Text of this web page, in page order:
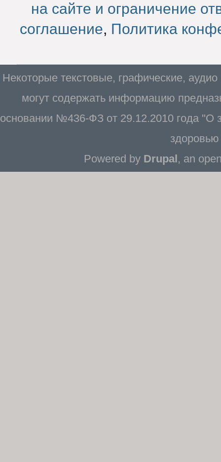
на сайте и ограничение
соглашение, Политика
Некоторые текстовые, графические,
могут содержать информацию
основании №436-ФЗ от 29.12.2010 года "О
Powered by Drupal, an